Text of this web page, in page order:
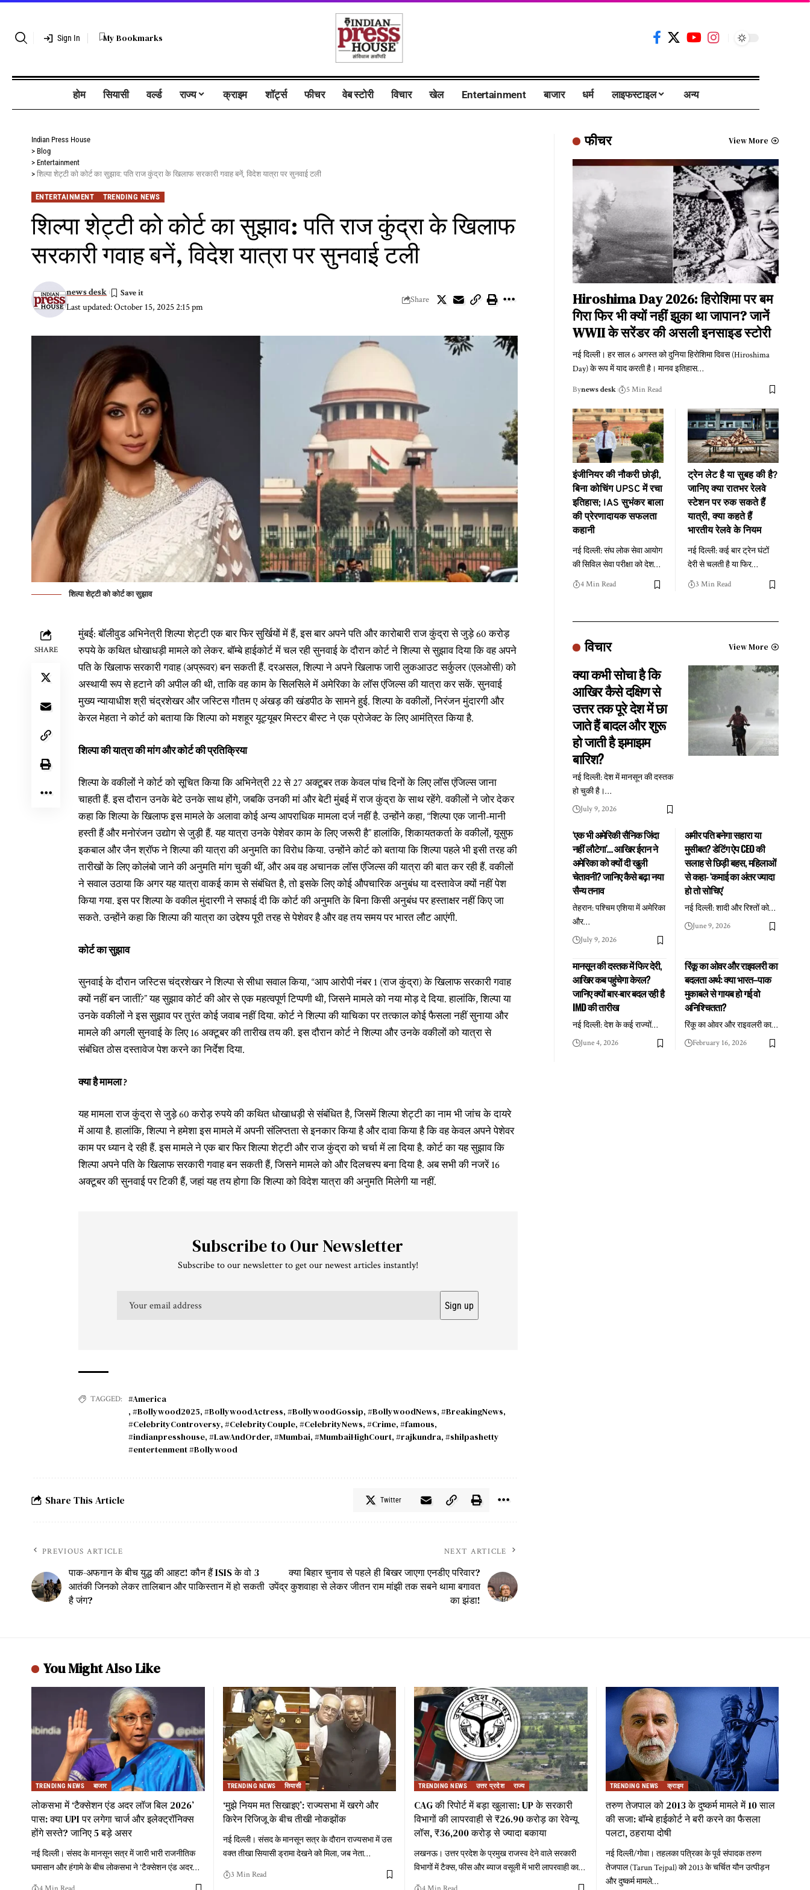
Sign In My Bookmarks
होम सियासी वर्ल्ड राज्य क्राइम शॉर्ट्स फीचर वेब स्टोरी विचार खेल Entertainment बाजार धर्म लाइफस्टाइल अन्य
Indian Press House
> Blog
> Entertainment
> शिल्पा शेट्टी को कोर्ट का सुझाव: पति राज कुंद्रा के खिलाफ सरकारी गवाह बनें, विदेश यात्रा पर सुनवाई टली
ENTERTAINMENT TRENDING NEWS
शिल्पा शेट्टी को कोर्ट का सुझाव: पति राज कुंद्रा के खिलाफ
सरकारी गवाह बनें, विदेश यात्रा पर सुनवाई टली
Last updated: October 15, 2025 2:15 pm
news desk
Share
शिल्पा शेट्टी को कोर्ट का सुझाव
SHARE
मुंबई: बॉलीवुड अभिनेत्री शिल्पा शेट्टी एक बार फिर सुर्खियों में हैं, इस बार अपने पति और कारोबारी राज कुंद्रा से जुड़े 60 करोड़
रुपये के कथित धोखाधड़ी मामले को लेकर. बॉम्बे हाईकोर्ट में चल रही सुनवाई के दौरान कोर्ट ने शिल्पा से सुझाव दिया कि वह अपने
पति के खिलाफ सरकारी गवाह (अप्रूवर) बन सकती हैं. दरअसल, शिल्पा ने अपने खिलाफ जारी लुकआउट सर्कुलर (एलओसी) को
अस्थायी रूप से हटाने की अपील की थी, ताकि वह काम के सिलसिले में अमेरिका के लॉस एंजिल्स की यात्रा कर सकें. सुनवाई
मुख्य न्यायाधीश श्री चंद्रशेखर और जस्टिस गौतम ए अंखड़ की खंडपीठ के सामने हुई. शिल्पा के वकीलों, निरंजन मुंदारगी और
केरल मेहता ने कोर्ट को बताया कि शिल्पा को मशहूर यूट्यूबर मिस्टर बीस्ट ने एक प्रोजेक्ट के लिए आमंत्रित किया है.
शिल्पा की यात्रा की मांग और कोर्ट की प्रतिक्रिया
शिल्पा के वकीलों ने कोर्ट को सूचित किया कि अभिनेत्री 22 से 27 अक्टूबर तक केवल पांच दिनों के लिए लॉस एंजिल्स जाना
चाहती हैं. इस दौरान उनके बेटे उनके साथ होंगे, जबकि उनकी मां और बेटी मुंबई में राज कुंद्रा के साथ रहेंगे. वकीलों ने जोर देकर
कहा कि शिल्पा के खिलाफ इस मामले के अलावा कोई अन्य आपराधिक मामला दर्ज नहीं है. उन्होंने कहा, “शिल्पा एक जानी-मानी
हस्ती हैं और मनोरंजन उद्योग से जुड़ी हैं. यह यात्रा उनके पेशेवर काम के लिए जरूरी है” हालांकि, शिकायतकर्ता के वकीलों, यूसुफ
इकबाल और जैन श्रॉफ ने शिल्पा की यात्रा की अनुमति का विरोध किया. उन्होंने कोर्ट को बताया कि शिल्पा पहले भी इसी तरह की
तारीखों के लिए कोलंबो जाने की अनुमति मांग चुकी थीं, और अब वह अचानक लॉस एंजिल्स की यात्रा की बात कर रही हैं. वकीलों
ने सवाल उठाया कि अगर यह यात्रा वाकई काम से संबंधित है, तो इसके लिए कोई औपचारिक अनुबंध या दस्तावेज क्यों नहीं पेश
किया गया. इस पर शिल्पा के वकील मुंदारगी ने सफाई दी कि कोर्ट की अनुमति के बिना किसी अनुबंध पर हस्ताक्षर नहीं किए जा
सकते. उन्होंने कहा कि शिल्पा की यात्रा का उद्देश्य पूरी तरह से पेशेवर है और वह तय समय पर भारत लौट आएंगी.
कोर्ट का सुझाव
सुनवाई के दौरान जस्टिस चंद्रशेखर ने शिल्पा से सीधा सवाल किया, “आप आरोपी नंबर 1 (राज कुंद्रा) के खिलाफ सरकारी गवाह
क्यों नहीं बन जातीं?” यह सुझाव कोर्ट की ओर से एक महत्वपूर्ण टिप्पणी थी, जिसने मामले को नया मोड़ दे दिया. हालांकि, शिल्पा या
उनके वकीलों ने इस सुझाव पर तुरंत कोई जवाब नहीं दिया. कोर्ट ने शिल्पा की याचिका पर तत्काल कोई फैसला नहीं सुनाया और
मामले की अगली सुनवाई के लिए 16 अक्टूबर की तारीख तय की. इस दौरान कोर्ट ने शिल्पा और उनके वकीलों को यात्रा से
संबंधित ठोस दस्तावेज पेश करने का निर्देश दिया.
क्या है मामला ?
यह मामला राज कुंद्रा से जुड़े 60 करोड़ रुपये की कथित धोखाधड़ी से संबंधित है, जिसमें शिल्पा शेट्टी का नाम भी जांच के दायरे
में आया है. हालांकि, शिल्पा ने हमेशा इस मामले में अपनी संलिप्तता से इनकार किया है और दावा किया है कि वह केवल अपने पेशेवर
काम पर ध्यान दे रही हैं. इस मामले ने एक बार फिर शिल्पा शेट्टी और राज कुंद्रा को चर्चा में ला दिया है. कोर्ट का यह सुझाव कि
शिल्पा अपने पति के खिलाफ सरकारी गवाह बन सकती हैं, जिसने मामले को और दिलचस्प बना दिया है. अब सभी की नजरें 16
अक्टूबर की सुनवाई पर टिकी हैं, जहां यह तय होगा कि शिल्पा को विदेश यात्रा की अनुमति मिलेगी या नहीं.
Subscribe to Our Newsletter
Subscribe to our newsletter to get our newest articles instantly!
TAGGED:
#America
, #Bollywood2025, #BollywoodActress, #BollywoodGossip, #BollywoodNews, #BreakingNews,
#CelebrityControversy, #CelebrityCouple, #CelebrityNews, #Crime, #famous,
#indianpresshouse, #LawAndOrder, #Mumbai, #MumbaiHighCourt, #rajkundra, #shilpashetty
#entertenment #Bollywood
Share This Article Twitter
PREVIOUS ARTICLE
पाक-अफगान के बीच युद्ध की आहट! कौन हैं ISIS के वो 3
आतंकी जिनको लेकर तालिबान और पाकिस्तान में हो सकती
है जंग?
NEXT ARTICLE
क्या बिहार चुनाव से पहले ही बिखर जाएगा एनडीए परिवार?
उपेंद्र कुशवाहा से लेकर जीतन राम मांझी तक सबने थामा बगावत
का झंडा!
फीचर View More
Hiroshima Day 2026: हिरोशिमा पर बम
गिरा फिर भी क्यों नहीं झुका था जापान? जानें
WWII के सरेंडर की असली इनसाइड स्टोरी
नई दिल्ली। हर साल 6 अगस्त को दुनिया हिरोशिमा दिवस (Hiroshima
Day) के रूप में याद करती है। मानव इतिहास…
Bynews desk 5 Min Read
इंजीनियर की नौकरी छोड़ी,
बिना कोचिंग UPSC में रचा
इतिहास; IAS सुभंकर बाला
की प्रेरणादायक सफलता
कहानी
नई दिल्ली: संघ लोक सेवा आयोग
की सिविल सेवा परीक्षा को देश…
4 Min Read
ट्रेन लेट है या सुबह की है?
जानिए क्या रातभर रेलवे
स्टेशन पर रुक सकते हैं
यात्री, क्या कहते हैं
भारतीय रेलवे के नियम
नई दिल्ली: कई बार ट्रेन घंटों
देरी से चलती है या फिर…
3 Min Read
विचार View More
क्या कभी सोचा है कि
आखिर कैसे दक्षिण से
उत्तर तक पूरे देश में छा
जाते हैं बादल और शुरू
हो जाती है झमाझम
बारिश?
नई दिल्ली: देश में मानसून की दस्तक
हो चुकी है।…
July 9, 2026
‘एक भी अमेरिकी सैनिक जिंदा
नहीं लौटेगा’… आखिर ईरान ने
अमेरिका को क्यों दी खुली
चेतावनी? जानिए कैसे बढ़ा नया
सैन्य तनाव
तेहरान: पश्चिम एशिया में अमेरिका
और…
July 9, 2026
अमीर पति बनेगा सहारा या
मुसीबत? डेटिंग ऐप CEO की
सलाह से छिड़ी बहस, महिलाओं
से कहा- ‘कमाई का अंतर ज्यादा
हो तो सोचिए’
नई दिल्ली: शादी और रिश्तों को…
June 9, 2026
मानसून की दस्तक में फिर देरी,
आखिर कब पहुंचेगा केरल?
जानिए क्यों बार-बार बदल रही है
IMD की तारीख
नई दिल्ली: देश के कई राज्यों…
June 4, 2026
रिंकू का ओवर और राइवलरी का
बदलता अर्थ: क्या भारत–पाक
मुकाबले से गायब हो गई वो
अनिश्चितता?
रिंकू का ओवर और राइवलरी का…
February 16, 2026
You Might Also Like
TRENDING NEWS बाजार
लोकसभा में ‘टैक्सेशन एंड अदर लॉज बिल 2026’
पास: क्या UPI पर लगेगा चार्ज और इलेक्ट्रॉनिक्स
होंगे सस्ते? जानिए 5 बड़े असर
नई दिल्ली। संसद के मानसून सत्र में जारी भारी राजनीतिक
घमासान और हंगामे के बीच लोकसभा ने 'टैक्सेशन एंड अदर…
TRENDING NEWS सियासी
‘मुझे नियम मत सिखाइए’: राज्यसभा में खरगे और
किरेन रिजिजू के बीच तीखी नोकझोंक
नई दिल्ली। संसद के मानसून सत्र के दौरान राज्यसभा में उस
वक्त तीखा सियासी ड्रामा देखने को मिला, जब नेता…
3 Min Read
TRENDING NEWS उत्तर प्रदेश राज्य
CAG की रिपोर्ट में बड़ा खुलासा: UP के सरकारी
विभागों की लापरवाही से ₹26.90 करोड़ का रेवेन्यू
लॉस, ₹36,200 करोड़ से ज्यादा बकाया
लखनऊ। उत्तर प्रदेश के प्रमुख राजस्व देने वाले सरकारी
विभागों में टैक्स, फीस और ब्याज वसूली में भारी लापरवाही का…
TRENDING NEWS क्राइम
तरुण तेजपाल को 2013 के दुष्कर्म मामले में 10 साल
की सजा: बॉम्बे हाईकोर्ट ने बरी करने का फैसला
पलटा, ठहराया दोषी
नई दिल्ली/गोवा। तहलका पत्रिका के पूर्व संपादक तरुण
तेजपाल (Tarun Tejpal) को 2013 के चर्चित यौन उत्पीड़न
और दुष्कर्म मामले…